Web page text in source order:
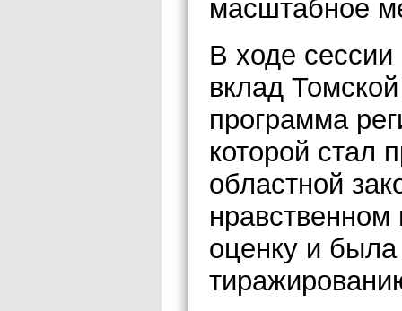
масштабное
В ходе сессии
вклад
программа
которой стал
областной
оценку и